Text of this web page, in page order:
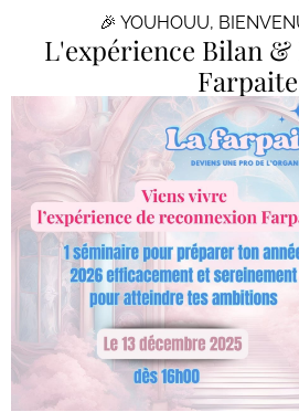
🎉 YOUHOUU,
L'expérience Bilan &
Farpaite